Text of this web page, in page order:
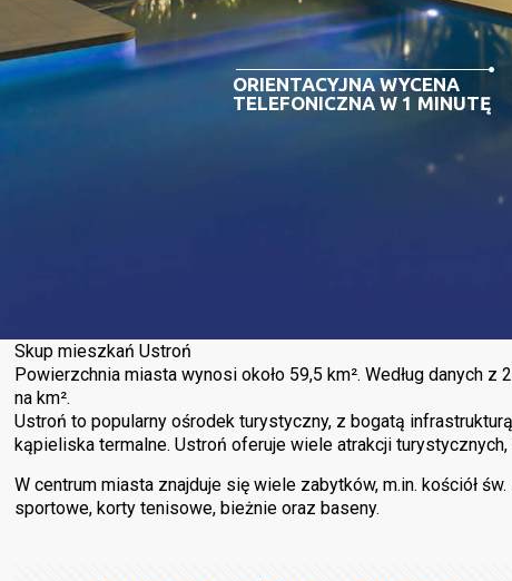
ORIENTACYJNA WYCENA
TELEFONICZNA W 1 MINUTĘ
Skup mieszkań Ustroń
Powierzchnia miasta wynosi około 59,5 km². Według danych
na km².
Ustroń to popularny ośrodek turystyczny, z bogatą
kąpieliska termalne. Ustroń oferuje wiele atrakcji
W centrum miasta znajduje się wiele zabytków, m.in. kościół
sportowe, korty tenisowe, bieżnie oraz baseny.